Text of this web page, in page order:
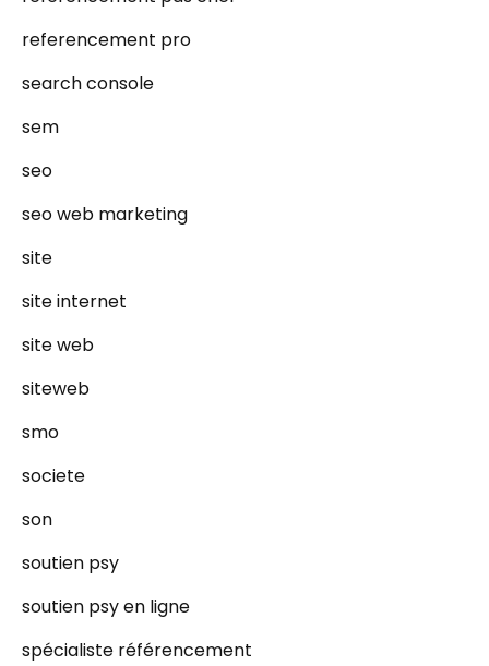
referencement pro
search console
sem
seo
seo web marketing
site
site internet
site web
siteweb
smo
societe
son
soutien psy
soutien psy en ligne
spécialiste référencement